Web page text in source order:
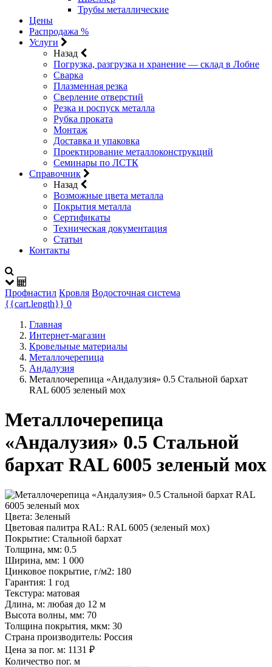
Трубы металлические
Цены
Распродажа %
Услуги
Назад
Погрузка, разгрузка и хранение — склад в Лобне
Сварка
Плазменная резка
Сверление отверстий
Резка и роспуск металла
Рубка проката
Монтаж
Доставка и упаковка
Проектирование металлоконструкций
Семинары по ЛСТК
Справочник
Назад
Возможные цвета металла
Покрытия металла
Сертификаты
Техническая документация
Статьи
Контакты
Профнастил Кровля Водосточная система
{{cart.length}} 0
Главная
Интернет-магазин
Кровельные материалы
Металлочерепица
Андалузия
Металлочерепица «Андалузия» 0.5 Стальной бархат
RAL 6005 зеленый мох
Металлочерепица
«Андалузия» 0.5 Стальной
бархат RAL 6005 зеленый мох
Цвета: Зеленый
Цветовая палитра RAL: RAL 6005 (зеленый мох)
Покрытие: Стальной бархат
Толщина, мм: 0.5
Ширина, мм: 1 000
Цинковое покрытие, г/м2: 180
Гарантия: 1 год
Текстура: матовая
Длина, м: любая до 12 м
Высота волны, мм: 70
Толщина покрытия, мкм: 30
Страна производитель: Россия
Цена за пог. м: 1131 ₽
Количество пог. м